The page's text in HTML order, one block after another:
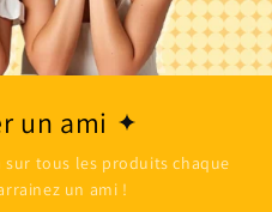
un ami
sur tous les produits chaque
un ami !